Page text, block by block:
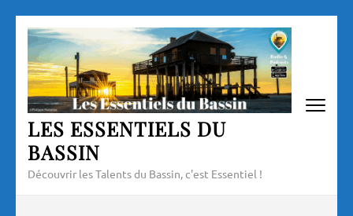
Aller
contenu
(Pressez
Entrée)
LES ESSENTIELS DU
BASSIN
Découvrir les Talents du Bassin, c'est Essentiel !